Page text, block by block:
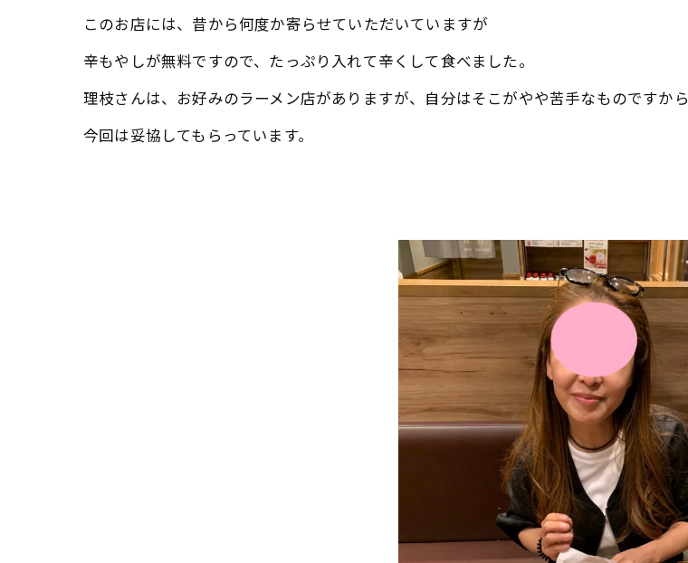
このお店には、昔から何度か寄らせていただいていますが
辛もやしが無料ですので、たっぷり入れて辛くして食べました。
理枝さんは、お好みのラーメン店がありますが、自分はそこがやや苦手なものですから
今回は妥協してもらっています。